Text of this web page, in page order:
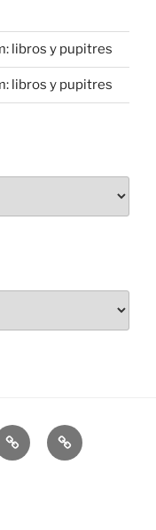
libros y pupitres
libros y pupitres
ThreadsBluesky